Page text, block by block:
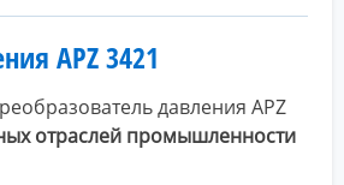
APZ 3421
давления APZ
отраслей промышленности